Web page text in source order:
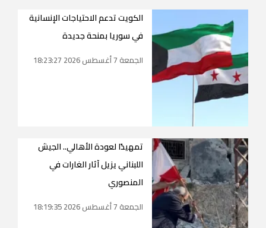
الكويت تدعم الاحتياجات الإنسانية
في سوريا بمنحة جديدة
الجمعة 7 أغسطس 2026 18:23:27
تمهيدًا لعودة الأهالي.. الجيش
اللبناني يزيل آثار الغارات في
المنصوري
الجمعة 7 أغسطس 2026 18:19:35